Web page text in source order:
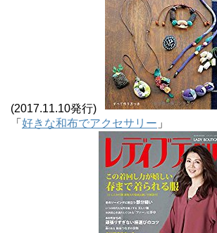
(2017.11.10発行)
「 好きな和布でアクセサリー 」